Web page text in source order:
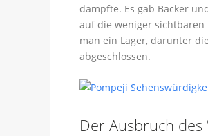
dampfte. Es gab Bäcker
auf die weniger
man ein Lager, darunter
abgeschlossen.
Der Ausbruch